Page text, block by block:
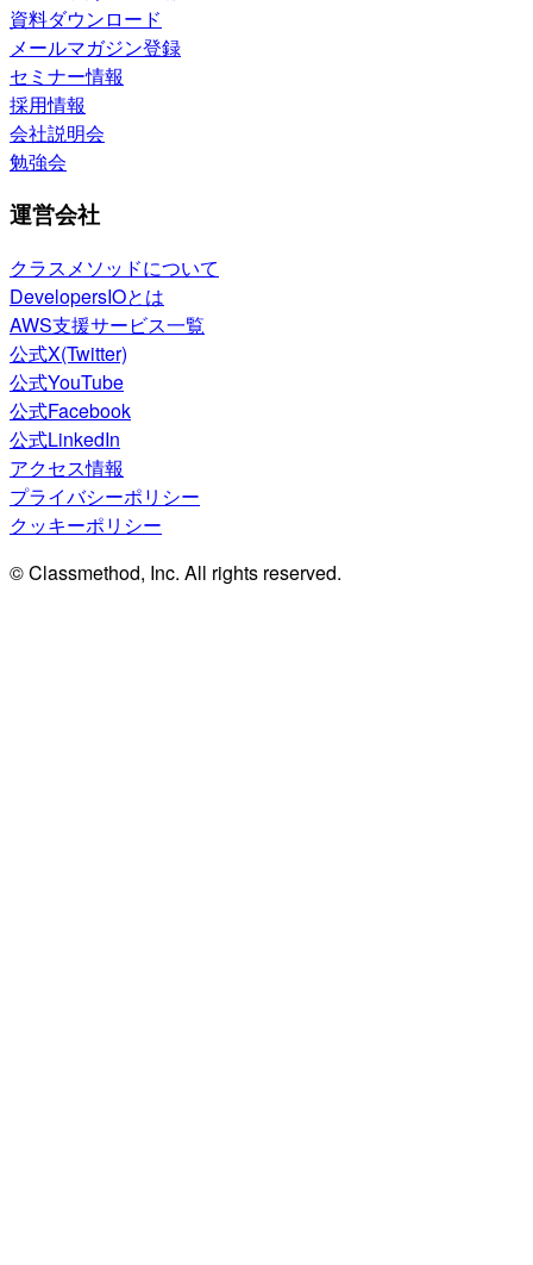
資料ダウンロード
メールマガジン登録
セミナー情報
採用情報
会社説明会
勉強会
運営会社
クラスメソッドについて
DevelopersIOとは
AWS支援サービス一覧
公式X(Twitter)
公式YouTube
公式Facebook
公式LinkedIn
アクセス情報
プライバシーポリシー
クッキーポリシー
© Classmethod, Inc. All rights reserved.